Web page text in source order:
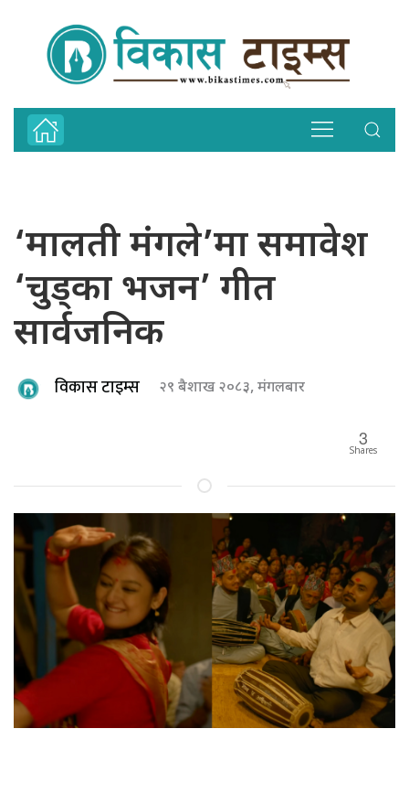
‘मालती मंगले’मा समावेश
‘चुड्का भजन’ गीत
सार्वजनिक
विकास टाइम्स २९ बैशाख २०८३, मंगलबार
3
Shares